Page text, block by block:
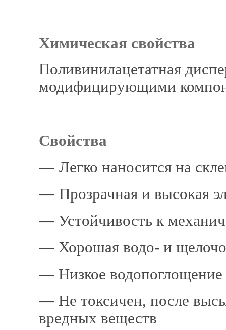
Химическая свойства
Поливинилацетатная
модифицирующими
Свойства
― Легко наносится на
― Прозрачная и высокая
― Устойчивость к
― Хорошая водо- и
― Низкое водопоглощение
― Не токсичен, после
вредных веществ